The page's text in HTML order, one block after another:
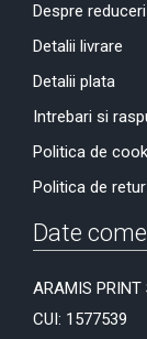
Despre reduceri
Detalii livrare
Detalii plata
Intrebari si
Politica de
Politica de retur
Date
ARAMIS PRINT
CUI: 1577539